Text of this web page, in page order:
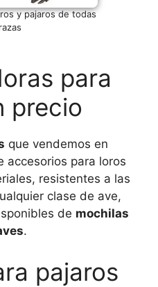
y pajaros de todas
para
precio
que vendemos en
accesorios para loros
resistentes a las
clase de ave,
de mochilas
.
pajaros